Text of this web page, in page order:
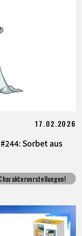
17.02.2026
Sorbet aus